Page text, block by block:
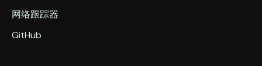
网络跟踪器
GitHub